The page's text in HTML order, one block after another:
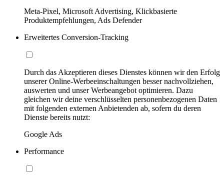
Meta-Pixel, Microsoft Advertising, Klickbasierte
Produktempfehlungen, Ads Defender
Erweitertes Conversion-Tracking
Durch das Akzeptieren dieses Dienstes können wir den Erfolg
unserer Online-Werbeeinschaltungen besser nachvollziehen,
auswerten und unser Werbeangebot optimieren. Dazu
gleichen wir deine verschlüsselten personenbezogenen Daten
mit folgenden externen Anbietenden ab, sofern du deren
Dienste bereits nutzt:
Google Ads
Performance